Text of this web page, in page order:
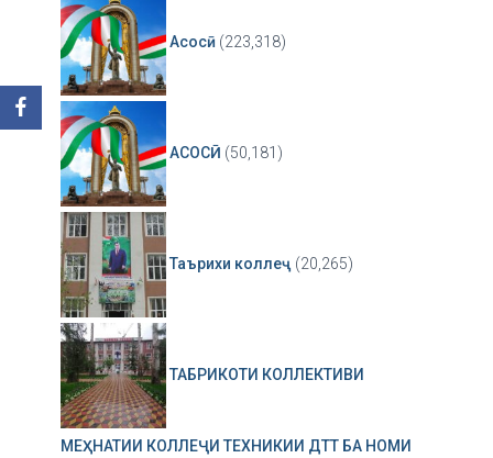
Асосӣ (223,318)
АСОСӢ (50,181)
Таърихи коллеҷ (20,265)
ТАБРИКОТИ КОЛЛЕКТИВИ
МЕҲНАТИИ КОЛЛЕҶИ ТЕХНИКИИ ДТТ БА НОМИ